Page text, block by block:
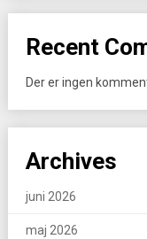
Recent
Der er ingen
Archives
juni 2026
maj 2026